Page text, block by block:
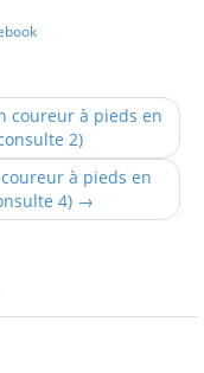
coureur à pieds en
2)
à pieds en
4) →